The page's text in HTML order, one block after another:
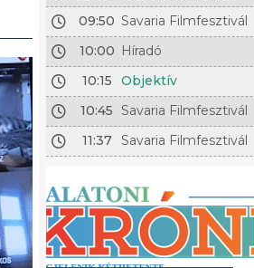
09:50 Savaria Filmfesztivál
10:00 Híradó
10:15
Objektív
10:45
Savaria Filmfesztivál
11:37 Savaria Filmfesztivál